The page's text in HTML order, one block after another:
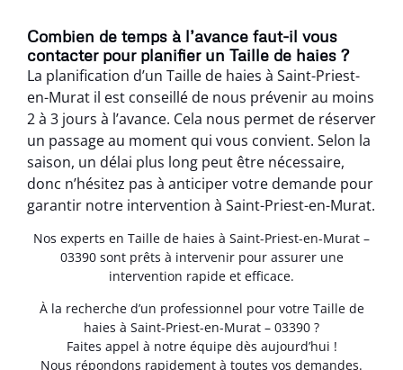
Combien de temps à l’avance faut-il vous
contacter pour planifier un Taille de haies ?
La planification d’un Taille de haies à Saint-Priest-
en-Murat il est conseillé de nous prévenir au moins
2 à 3 jours à l’avance. Cela nous permet de réserver
un passage au moment qui vous convient. Selon la
saison, un délai plus long peut être nécessaire,
donc n’hésitez pas à anticiper votre demande pour
garantir notre intervention à Saint-Priest-en-Murat.
Nos experts en Taille de haies à Saint-Priest-en-Murat –
03390 sont prêts à intervenir pour assurer une
intervention rapide et efficace.
À la recherche d’un professionnel pour votre Taille de
haies à Saint-Priest-en-Murat – 03390 ?
Faites appel à notre équipe dès aujourd’hui !
Nous répondons rapidement à toutes vos demandes.